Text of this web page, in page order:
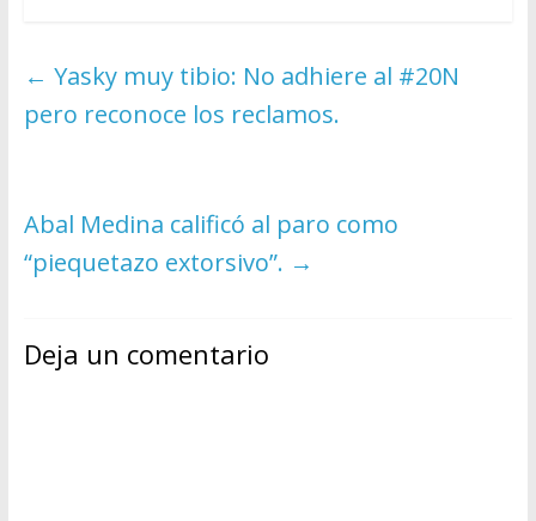
← Yasky muy tibio: No adhiere al #20N
pero reconoce los reclamos.
Abal Medina calificó al paro como
“piequetazo extorsivo”. →
Deja un comentario